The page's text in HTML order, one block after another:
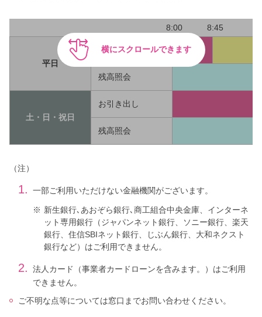
8:00 8:45
平日
お引き出し 220円
残高照会
土・日・祝日
お引き出し
残高照会
横にスクロールできます
（注）
1. 一部ご利用いただけない金融機関がございます。
※ 新生銀行､あおぞら銀行､商工組合中央金庫、インターネ
ット専用銀行（ジャパンネット銀行、ソニー銀行、楽天
銀行、住信SBIネット銀行、じぶん銀行、大和ネクスト
銀行など）はご利用できません。
2.
法人カード（事業者カードローンを含みます。）はご利用
できません。
ご不明な点等については窓口までお問い合わせください。